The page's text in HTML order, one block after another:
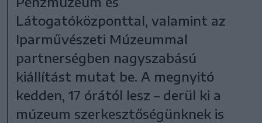
Látogatóközponttal, valamint az
Iparművészeti Múzeummal
partnerségben nagyszabású
kiállítást mutat be. A megnyitó
kedden, 17 órától lesz – derül ki a
múzeum szerkesztőségünknek is